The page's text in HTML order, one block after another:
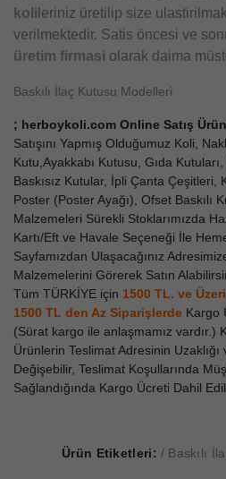
koli leriniz üretilip size
verilmektedir. Satis öncesi ve
üretim firmasi olarak daima
Baskılı İlaç Kutusu Modelleri
; herboykoli.com Online Satış
Satışını Yapmış Olduğumuz Koli,
Kutu,Ayakkabı Kutusu, Gıda
Baskısız Kutular, İpli Çanta Çeşitleri,
Poster (Poster Ayağı), Ofset Baskılı
Malzemeleri Sürekli Stoklarımızda
Kartı/Eft ve Havale Seçeneği İle
Sayfamızdan Ulaşacağınız
Malzemelerini Görerek Satın
Tüm TÜRKİYE için 1500 TL. ve
1500 TL den Az Siparişlerde Kargo
(Sürat kargo ile anlaşmamız vardır.)
Ürünlerin Teslimat Adresinin Uzaklığı
Değişebilir, Teslimat Koşullarında
Sağlandığında Kargo Ücreti Dahil
Ürün Etiketleri: Baskılı